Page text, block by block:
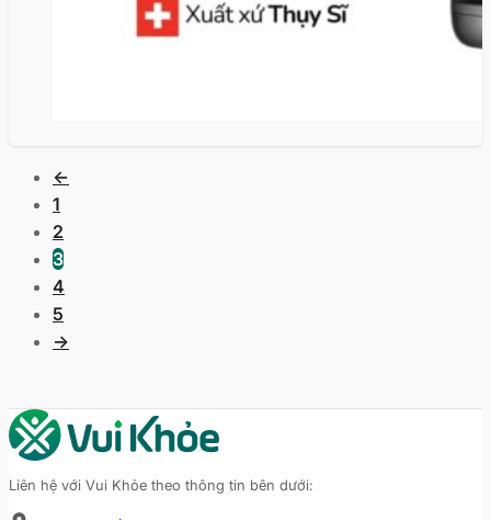
←
1
2
3
4
5
→
Liên hệ với Vui Khỏe theo thông tin bên dưới: